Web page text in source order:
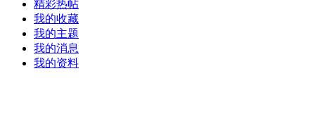
精彩热帖
我的收藏
我的主题
我的消息
我的资料